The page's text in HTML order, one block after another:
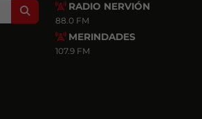
Search RADIO NERVIÓN
88.0 FM
MERINDADES
107.9 FM